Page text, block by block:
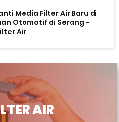
Media Filter Air Baru di
Otomotif di Serang -
Air
AIR